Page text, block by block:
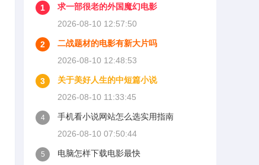
1
求一部很老的外国魔幻电影
2026-08-10 12:57:50
2
二战题材的电影有新大片吗
2026-08-10 12:48:53
3
关于美好人生的中短篇小说
2026-08-10 11:33:45
4
手机看小说网站怎么选实用指南
2026-08-10 07:50:44
5
电脑怎样下载电影最快